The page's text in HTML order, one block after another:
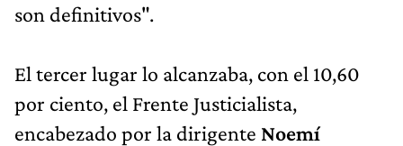
son definitivos".
El tercer lugar lo alcanzaba, con el 10,60
por ciento, el Frente Justicialista,
encabezado por la dirigente Noemí